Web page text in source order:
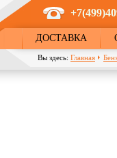
ДОСТАВКА
Вы здесь: Главная